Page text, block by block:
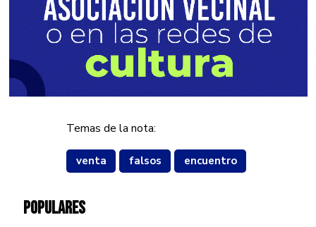
Temas de la nota:
venta falsos encuentro
POPULARES